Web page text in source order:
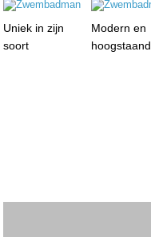
Uniek in zijn
soort
Modern en
hoogstaand